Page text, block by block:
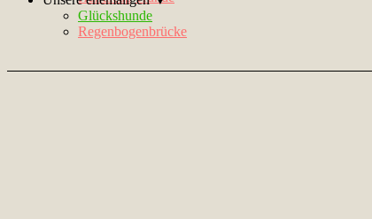
Glückshunde
Regenbogenbrücke